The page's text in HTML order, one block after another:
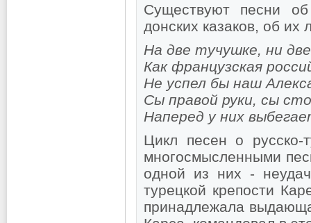
Существуют песни
донских казаков, об
На две тучушке, ни
Как французская
Не успел бы наш
Сы правой руки, сы
Наперед у них
Цикл песен о русско-
многосмысленными
одной из них -
турецкой крепости
принадлежала